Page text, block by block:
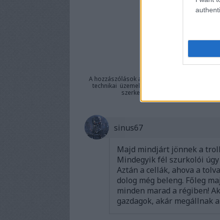
A hozzászólások a
technikai üzemeltetője semmilyen
szerkesztőjéhez. Részletek a
sinus67
Majd mindjárt jönnek a
Mindegyik fél szurkolói
Aztán a cellák, ahova a
dolog még beleng. Főleg
minden marad a régiben!
gazdagok, akár megállnak